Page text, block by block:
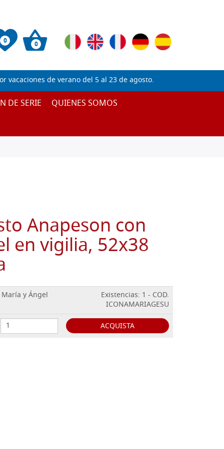
0 0
vacaciones de verano del 5 al 23 de agosto.
DE SERIE QUIENES SOMOS
Anapeson con
en vigilia, 52x38
y Ángel
Existencias: 1 - COD.
ICONAMARIAGESU
ACQUISTA